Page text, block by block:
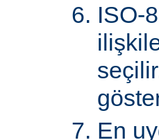
ISO-
En